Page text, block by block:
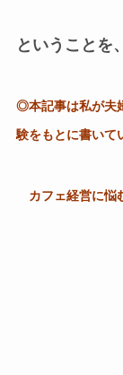
ということを
◎本記事は私が夫
験をもとに書いて
カフェ経営に悩